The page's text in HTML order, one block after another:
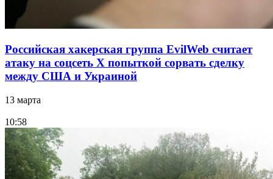
Российская хакерская группа EvilWeb считает
атаку на соцсеть Х попыткой сорвать сделку
между США и Украиной
13 марта
10:58